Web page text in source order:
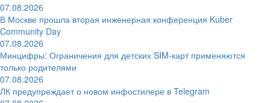
07.08.2026
В Москве прошла вторая инженерная конференция Kuber
Community Day
07.08.2026
Минцифры: Ограничения для детских SIM-карт применяются
только родителями
07.08.2026
ЛК предупреждает о новом инфостилере в Telegram